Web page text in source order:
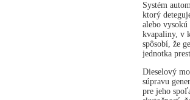
Systém
ktorý
alebo
kvapaliny, v
spôsobí, že
jednotka
Dieselový
súpravu
pre jeho